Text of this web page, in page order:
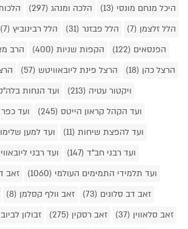
היכל מנחם מונסי (13) הלכה ומנהג (297)
הלל זלצמן (7)
הלל פבזנר (31) הלל רבינוביץ (7)
הפנסאים (122)
הקפות שניות (400)
הרב
הרצל כהן (18)
הרצל פינת ליובאוויטש (57)
ויקטור עטיה (213)
ועד הנחות בלה"ק
ועד הקהל קראון הייטס (245)
ועד כפר
ועד להפצת שיחות (11)
ועד למען
ועד רבני חב"ד (147)
ועד רבני
ועד תלמידי התמימים העולמי (1060)
זאב
זאב דב סלונים (73)
זאב וולף קסלמן (8)
זאב סלאווין (37)
זאב רסקין (275) זבולון לביוב